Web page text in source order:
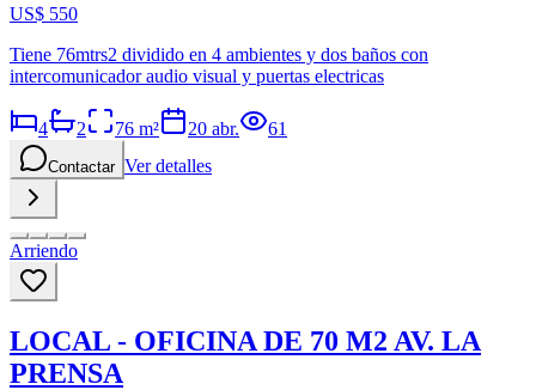
US$ 550
Tiene 76mtrs2 dividido en 4 ambientes y dos baños con
intercomunicador audio visual y puertas electricas
4 2 76 m² 20 abr. 61
Contactar Ver detalles
Arriendo
LOCAL - OFICINA DE 70 M2 AV. LA
PRENSA